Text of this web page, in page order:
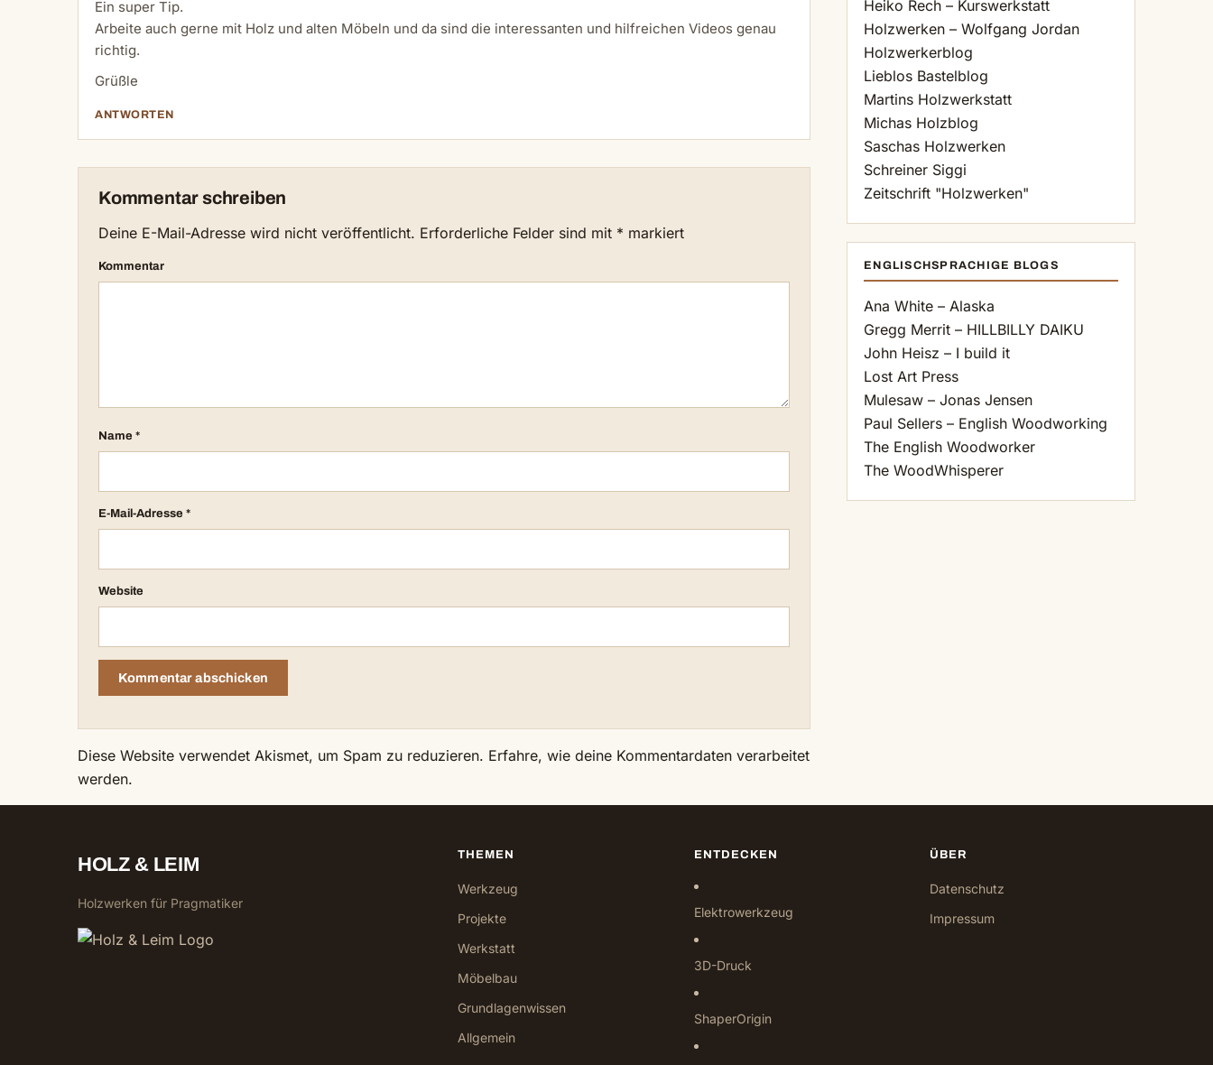
Ein super Tip.
Arbeite auch gerne mit Holz und alten Möbeln und da sind die interessanten und hilfreichen Videos genau
richtig.
Grüßle
ANTWORTEN
Kommentar schreiben
Deine E-Mail-Adresse wird nicht veröffentlicht. Erforderliche Felder sind mit * markiert
Kommentar
Name *
E-Mail-Adresse *
Website
Diese Website verwendet Akismet, um Spam zu reduzieren. Erfahre, wie deine Kommentardaten verarbeitet
werden.
Heiko Rech – Kurswerkstatt
Holzwerken – Wolfgang Jordan
Holzwerkerblog
Lieblos Bastelblog
Martins Holzwerkstatt
Michas Holzblog
Saschas Holzwerken
Schreiner Siggi
Zeitschrift "Holzwerken"
ENGLISCHSPRACHIGE BLOGS
Ana White – Alaska
Gregg Merrit – HILLBILLY DAIKU
John Heisz – I build it
Lost Art Press
Mulesaw – Jonas Jensen
Paul Sellers – English Woodworking
The English Woodworker
The WoodWhisperer
HOLZ & LEIM
Holzwerken für Pragmatiker
THEMEN
Werkzeug
Projekte
Werkstatt
Möbelbau
Grundlagenwissen
Allgemein
ENTDECKEN
Elektrowerkzeug
3D-Druck
ShaperOrigin
ÜBER
Datenschutz
Impressum